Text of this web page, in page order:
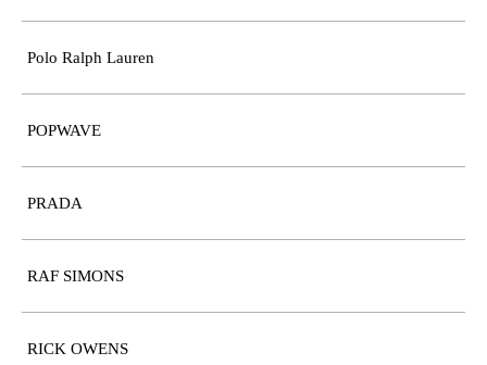
Polo Ralph Lauren
POPWAVE
PRADA
RAF SIMONS
RICK OWENS